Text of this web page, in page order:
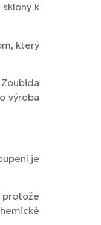
k
který
výroba
je
protože